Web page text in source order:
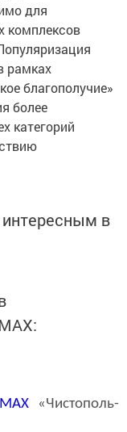
для
комплексов
рамках
благополучие»
более
категорий
в
«Чистополь-